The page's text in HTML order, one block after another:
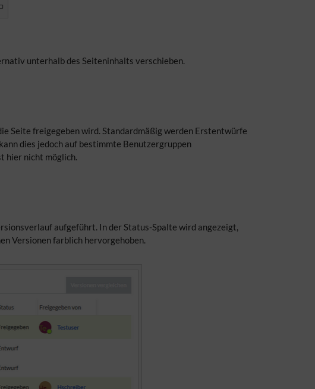
unterhalb des Seiteninhalts verschieben.
Seite freigegeben wird. Standardmäßig werden Erstentwürfe
kann dies jedoch auf bestimmte Benutzergruppen
hier nicht möglich.
aufgeführt. In der Status-Spalte wird angezeigt,
Versionen farblich hervorgehoben.